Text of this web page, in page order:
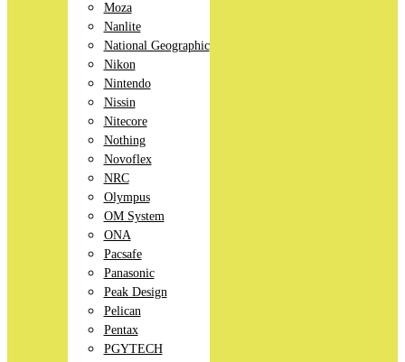
Moza
Nanlite
National Geographic
Nikon
Nintendo
Nissin
Nitecore
Nothing
Novoflex
NRC
Olympus
OM System
ONA
Pacsafe
Panasonic
Peak Design
Pelican
Pentax
PGYTECH